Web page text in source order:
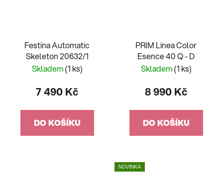
Festina Automatic
Skeleton 20632/1
Skladem(1 ks)
7 490 Kč
DO KOŠÍKU
PRIM Linea Color
Esence 40 Q - D
Skladem(1 ks)
8 990 Kč
DO KOŠÍKU
NOVINKA